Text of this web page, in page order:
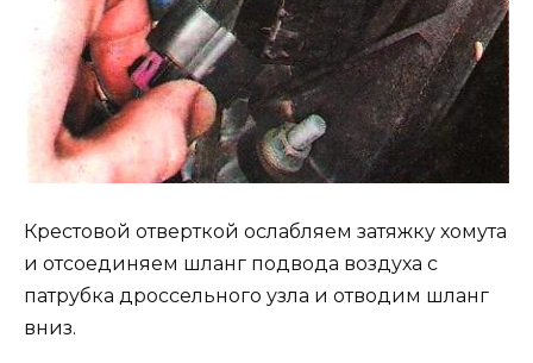
Крестовой отверткой ослабляем затяжку хомута
и отсоединяем шланг подвода воздуха с
патрубка дроссельного узла и отводим шланг
вниз.